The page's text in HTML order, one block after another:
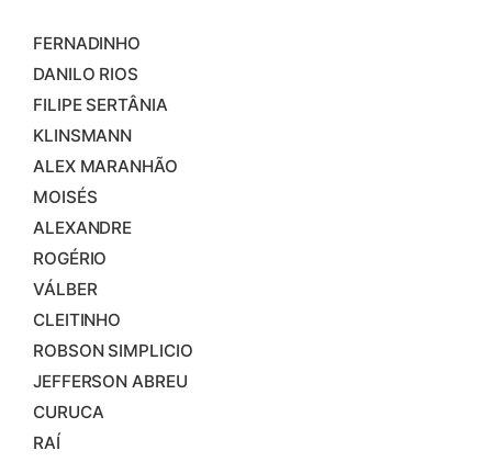
FERNADINHO
DANILO RIOS
FILIPE SERTÂNIA
KLINSMANN
ALEX MARANHÃO
MOISÉS
ALEXANDRE
ROGÉRIO
VÁLBER
CLEITINHO
ROBSON SIMPLICIO
JEFFERSON ABREU
CURUCA
RAÍ